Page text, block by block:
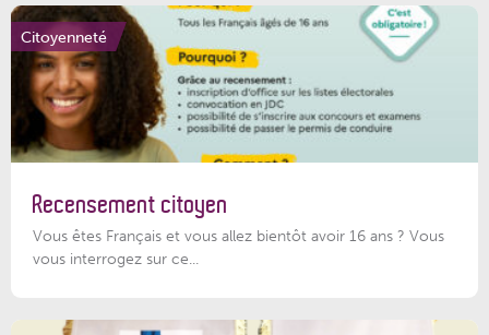
Citoyenneté
Recensement citoyen
Vous êtes Français et vous allez bientôt avoir 16 ans ? Vous
vous interrogez sur ce...